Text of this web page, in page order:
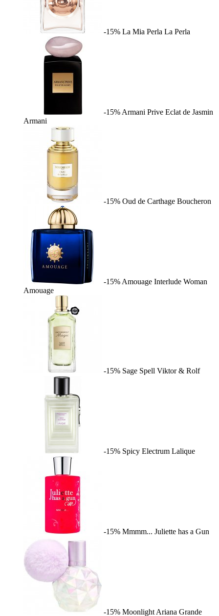
-15% La Mia Perla La Perla
-15% Armani Prive Eclat de Jasmin
Armani
-15% Oud de Carthage Boucheron
-15% Amouage Interlude Woman
Amouage
-15% Sage Spell Viktor & Rolf
-15% Spicy Electrum Lalique
-15% Mmmm... Juliette has a Gun
-15% Moonlight Ariana Grande